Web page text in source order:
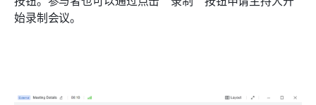
始录制会议。